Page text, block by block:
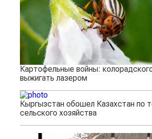
Картофельные войны:
выжигать лазером
Кыргызстан обошел Казахстан по
сельского хозяйства